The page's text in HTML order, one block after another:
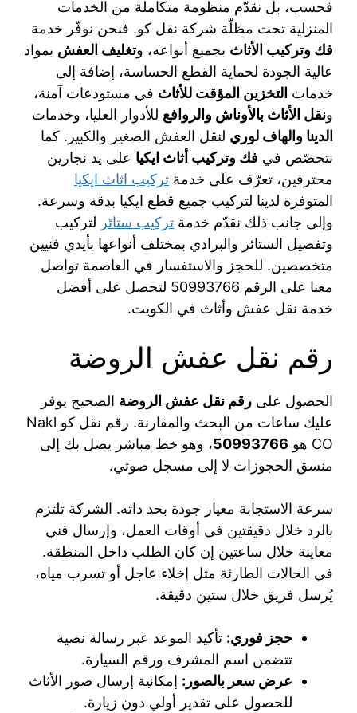
فحسب، بل نقدّم منظومة متكاملة من الخدمات
المنزلية تحت مظلّة شركة نقل كو. فنحن نوفّر خدمة
فك وتركيب الأثاث بجميع أنواعه، وتغليف العفش بمواد
عالية الجودة لحماية القطع الحساسة، إضافة إلى
خدمات التخزين المؤقت للأثاث في مستودعات آمنة،
ونقل الأثاث بالأوناش والروافع للأدوار العليا، وخدمات
الدينا والهاف لوري لنقل العفش الصغير والكبير. كما
نتخصّص في فك وتركيب أثاث ايكيا على يد نجارين
محترفين، تعرّف على خدمة تركيب اثاث ايكيا
المتوفرة لدينا لتركيب جميع قطع ايكيا بدقة وسرعة.
وإلى جانب ذلك نقدّم خدمة تركيب ستائر لتركيب
وتفصيل الستائر والبرادي بمختلف أنواعها بأيدي فنيين
متخصصين. للحجز والاستفسار في العاصمة تواصل
معنا على الرقم 50993766 لتحصل على أفضل
خدمة نقل عفش وأثاث في الكويت.
رقم نقل عفش الروضة
الحصول على رقم نقل عفش الروضة الصحيح يوفر
عليك ساعات من البحث والمقارنة. رقم نقل كو Nakl
CO هو
50993766، وهو خط مباشر يصل بك إلى
منسق الحجوزات لا إلى مسجل صوتي.
سرعة الاستجابة معيار جودة بحد ذاته. الشركة تلتزم
بالرد خلال دقيقتين في أوقات العمل، وإرسال فني
معاينة خلال ساعتين إن كان الطلب داخل المنطقة.
في الحالات الطارئة مثل إخلاء عاجل أو تسرب مياه،
يُرسل فريق خلال ستين دقيقة.
حجز فوري: تأكيد الموعد عبر رسالة نصية
تتضمن اسم المشرف ورقم السيارة.
عرض سعر بالصور: إمكانية إرسال صور الأثاث
للحصول على تقدير أولي دون زيارة.